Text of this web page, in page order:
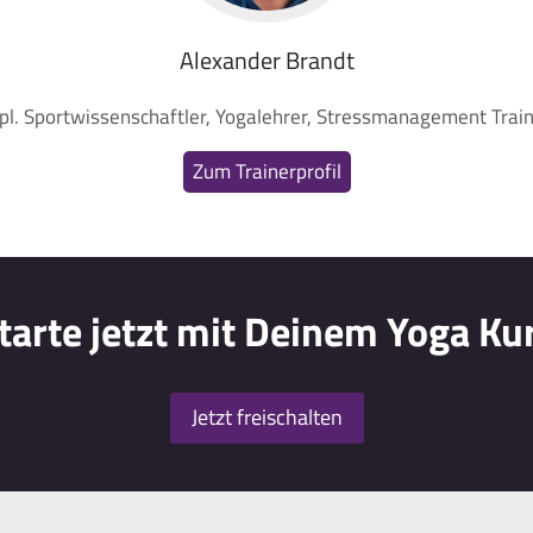
Alexander Brandt
Sportwissenschaftler, Yogalehrer, Stressmanagement
Zum Trainerprofil
jetzt mit Deinem Yoga
Jetzt freischalten